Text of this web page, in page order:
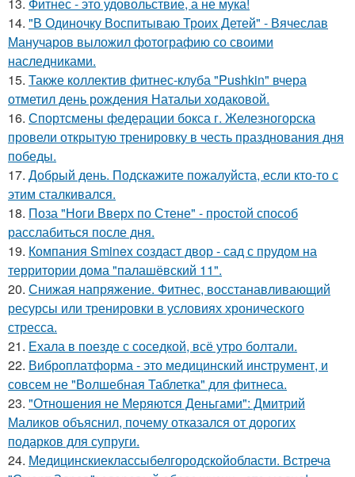
13. Фитнес - это удовольствие, а не мука!
14. "В Одиночку Воспитываю Троих Детей" - Вячеслав
Манучаров выложил фотографию со своими
наследниками.
15. Также коллектив фитнес-клуба "Pushkin" вчера
отметил день рождения Натальи ходаковой.
16. Спортсмены федерации бокса г. Железногорска
провели открытую тренировку в честь празднования дня
победы.
17. Добрый день. Подскaжите пожалуйста, если кто-то с
этим сталкивался.
18. Поза "Ноги Вверх по Стене" - простой способ
расслабиться после дня.
19. Компания Sminex создаст двор - сад с прудом на
территории дома "палашёвский 11".
20. Снижая напряжение. Фитнес, восстанавливающий
ресурсы или тренировки в условиях хронического
стресса.
21. Ехала в поезде с соседкой, всё утро болтали.
22. Виброплатформа - это медицинский инструмент, и
совсем не "Волшебная Таблетка" для фитнеса.
23. "Отношения не Меряются Деньгами": Дмитрий
Маликов объяснил, почему отказался от дорогих
подарков для супруги.
24. Медицинскиеклассыбелгородскойобласти. Встреча